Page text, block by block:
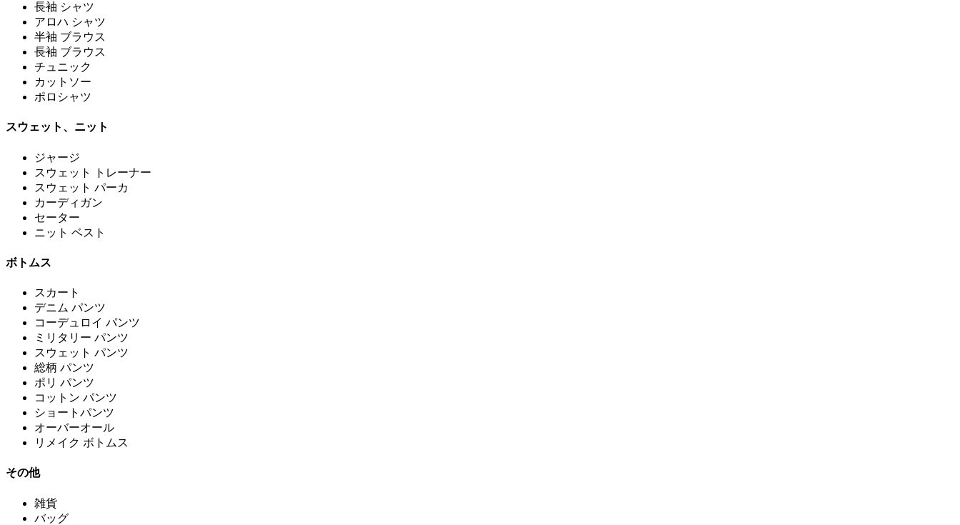
長袖 シャツ
アロハ シャツ
半袖 ブラウス
長袖 ブラウス
チュニック
カットソー
ポロシャツ
スウェット、ニット
ジャージ
スウェット トレーナー
スウェット パーカ
カーディガン
セーター
ニット ベスト
ボトムス
スカート
デニム パンツ
コーデュロイ パンツ
ミリタリー パンツ
スウェット パンツ
総柄 パンツ
ポリ パンツ
コットン パンツ
ショートパンツ
オーバーオール
リメイク ボトムス
その他
雑貨
バッグ